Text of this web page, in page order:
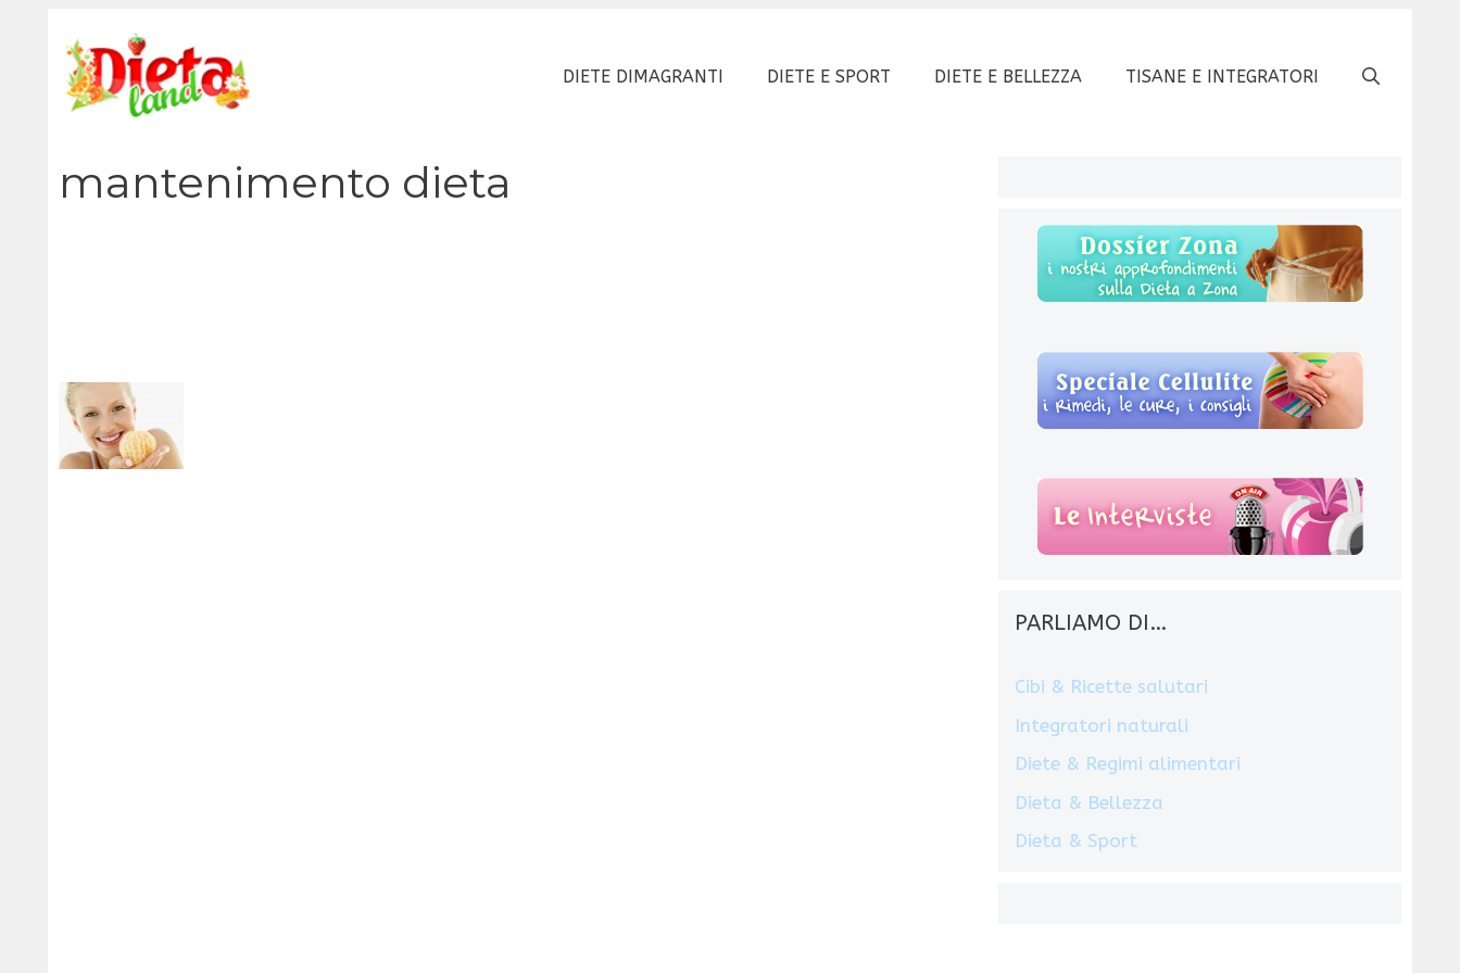
contenuto
DIETE DIMAGRANTI DIETE E SPORT DIETE E BELLEZZA TISANE E INTEGRATORI
mantenimento dieta
PARLIAMO DI…
Cibi & Ricette salutari
Integratori naturali
Diete & Regimi alimentari
Dieta & Bellezza
Dieta & Sport